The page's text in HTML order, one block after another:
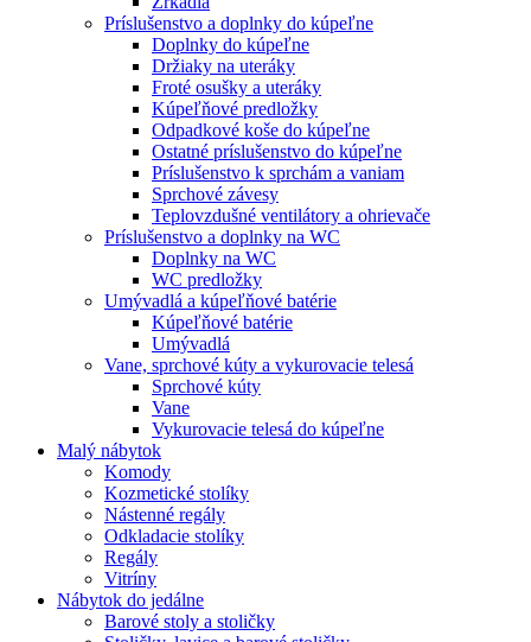
Príslušenstvo a doplnky do kúpeľne
Doplnky do kúpeľne
Držiaky na uteráky
Froté osušky a uteráky
Kúpeľňové predložky
Odpadkové koše do kúpeľne
Ostatné príslušenstvo do kúpeľne
Príslušenstvo k sprchám a vaniam
Sprchové závesy
Teplovzdušné ventilátory a ohrievače
Príslušenstvo a doplnky na WC
Doplnky na WC
WC predložky
Umývadlá a kúpeľňové batérie
Kúpeľňové batérie
Umývadlá
Vane, sprchové kúty a vykurovacie telesá
Sprchové kúty
Vane
Vykurovacie telesá do kúpeľne
Malý nábytok
Komody
Kozmetické stolíky
Nástenné regály
Odkladacie stolíky
Regály
Vitríny
Nábytok do jedálne
Barové stoly a stoličky